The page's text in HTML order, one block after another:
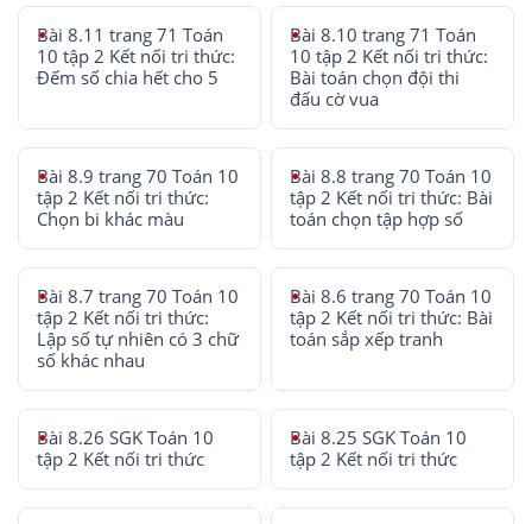
Bài 8.11 trang 71 Toán
10 tập 2 Kết nối tri thức:
Đếm số chia hết cho 5
Bài 8.10 trang 71 Toán
10 tập 2 Kết nối tri thức:
Bài toán chọn đội thi
đấu cờ vua
Bài 8.9 trang 70 Toán 10
tập 2 Kết nối tri thức:
Chọn bi khác màu
Bài 8.8 trang 70 Toán 10
tập 2 Kết nối tri thức: Bài
toán chọn tập hợp số
Bài 8.7 trang 70 Toán 10
tập 2 Kết nối tri thức:
Lập số tự nhiên có 3 chữ
số khác nhau
Bài 8.6 trang 70 Toán 10
tập 2 Kết nối tri thức: Bài
toán sắp xếp tranh
Bài 8.26 SGK Toán 10
tập 2 Kết nối tri thức
Bài 8.25 SGK Toán 10
tập 2 Kết nối tri thức